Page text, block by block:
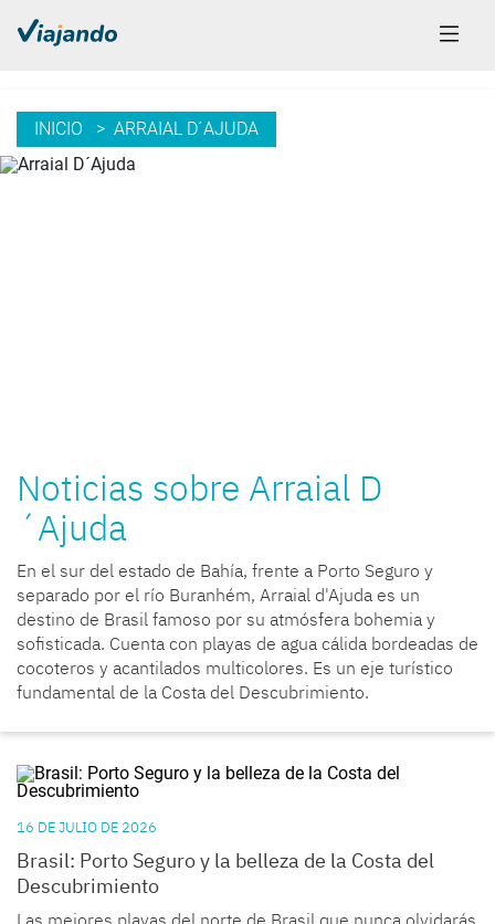
INICIO > ARRAIAL D´AJUDA
Noticias sobre Arraial D
´Ajuda
En el sur del estado de Bahía, frente a Porto Seguro y
separado por el río Buranhém, Arraial d'Ajuda es un
destino de Brasil famoso por su atmósfera bohemia y
sofisticada. Cuenta con playas de agua cálida bordeadas de
cocoteros y acantilados multicolores. Es un eje turístico
fundamental de la Costa del Descubrimiento.
16 DE JULIO DE 2026
Brasil: Porto Seguro y la belleza de la Costa del
Descubrimiento
Las mejores playas del norte de Brasil que nunca olvidarás